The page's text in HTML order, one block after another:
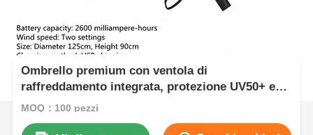
Ombrello premium con ventola di
raffreddamento integrata, protezione UV50+ e
batteria ricaricabile USB da 2600 mAh
MOQ：100 pezzi